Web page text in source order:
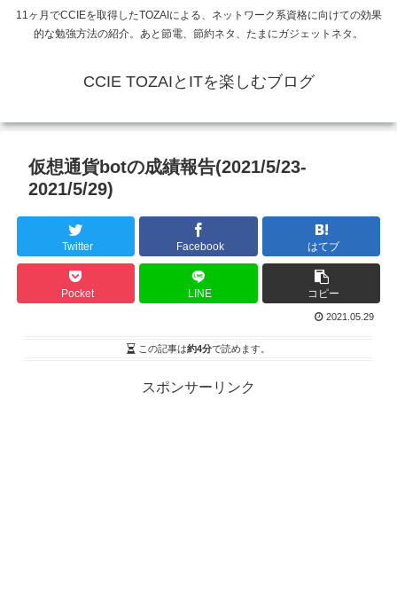
11ヶ月でCCIEを取得したTOZAIによる、ネットワーク系資格に向けての効果
的な勉強方法の紹介。あと節電、節約ネタ、たまにガジェットネタ。
CCIE TOZAIとITを楽しむブログ
仮想通貨botの成績報告(2021/5/23-
2021/5/29)
Twitter Facebook はてブ
Pocket LINE コピー
2021.05.29
この記事は約4分で読めます。
スポンサーリンク